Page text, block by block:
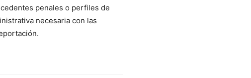
penales o perfiles de
necesaria con las